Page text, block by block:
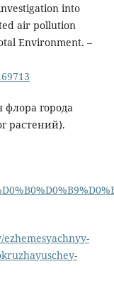
into
air pollution
Environment. –
города
растений).